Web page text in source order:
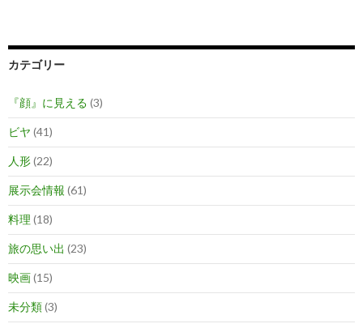
カテゴリー
『顔』に見える (3)
ビヤ (41)
人形(22)
展示会情報 (61)
料理 (18)
旅の思い出 (23)
映画(15)
未分類(3)